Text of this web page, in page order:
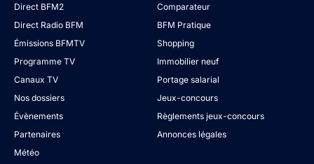
Direct BFM2
Direct Radio BFM
Émissions BFMTV
Programme TV
Canaux TV
Nos dossiers
Évènements
Partenaires
Météo
Comparateur
BFM Pratique
Shopping
Immobilier neuf
Portage salarial
Jeux-concours
Règlements jeux-concours
Annonces légales